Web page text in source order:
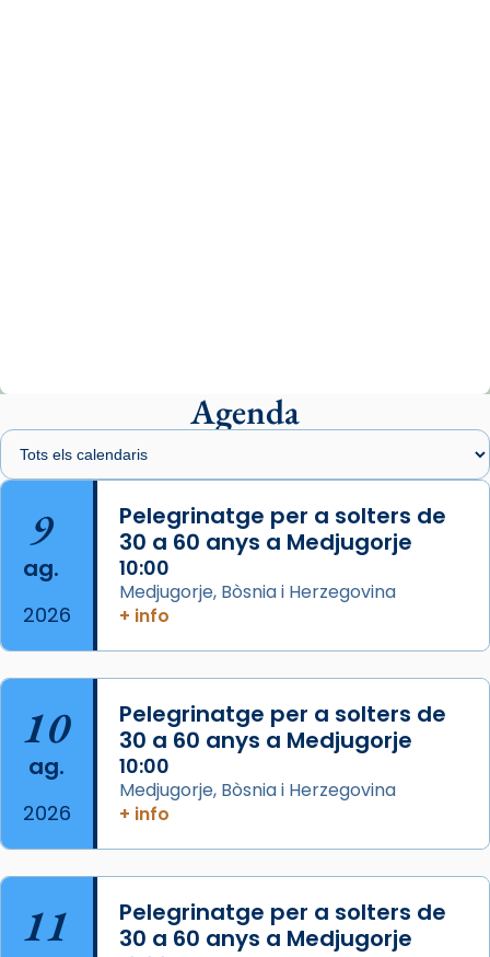
presidit aquest 27 de juliol la missa de Les
Santes de Mataró.
🔗
📸 J. Merino
Photo
View on Facebook ·
de Barcelona.
Aquest dilluns, 27 de juliol, ha tingut lloc la
missa d’acció de gràcies en agraïment al
comitè organitzador de la visita apostòlica
del Sant Pare Lleó XIV a Barcelona, i als
col·laboradors, a la Catedral de Barcelona.
L’arquebisbe de Barcelona, el cardenal Joan
Josep Omella, ha presidit la missa i l’ha
concelebrat el bisbe auxiliar de Barcelona,
Mons. David Abadías.
Agenda
9
ag.
2026
Pelegrinatge per a solters de
30 a 60 anys a Medjugorje
10:00
Medjugorje, Bòsnia i Herzegovina
+ info
10
ag.
2026
Pelegrinatge per a solters de
30 a 60 anys a Medjugorje
10:00
Medjugorje, Bòsnia i Herzegovina
+ info
11
Pelegrinatge per a solters de
30 a 60 anys a Medjugorje